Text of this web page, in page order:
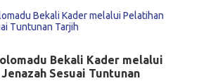
Bekali Kader melalui
Sesuai Tuntunan